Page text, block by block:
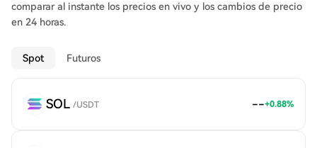
comparar al instante los precios en vivo y los cambios de precio
en 24 horas.
Spot Futuros
SOL /USDT --+0.88%